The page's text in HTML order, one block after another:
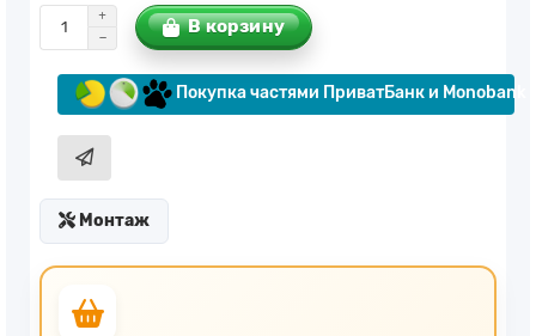
В корзину
Покупка частями ПриватБанк и Monobank
Монтаж